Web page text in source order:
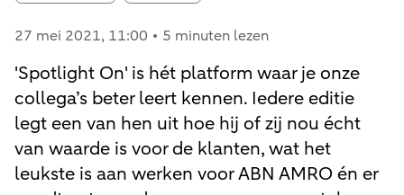
27 mei 2021, 11:00 5 minuten lezen
'Spotlight On' is hét platform waar je onze
collega’s beter leert kennen. Iedere editie
legt een van hen uit hoe hij of zij nou écht
van waarde is voor de klanten, wat het
leukste is aan werken voor ABN AMRO én er